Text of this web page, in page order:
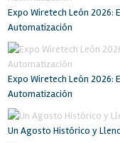
Expo Wiretech León 2026:
Automatización
Expo Wiretech León 2026:
Automatización
Un Agosto Histórico y